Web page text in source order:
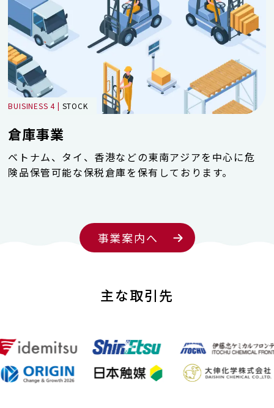
BUISINESS 4 | STOCK
倉庫事業
ベトナム、タイ、香港などの東南アジアを中心に危
険品保管可能な保税倉庫を保有しております。
事業案内へ
主な取引先